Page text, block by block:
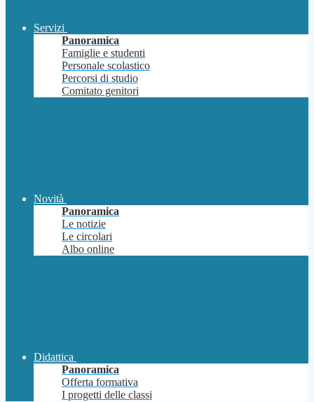
Servizi
Panoramica
Famiglie e studenti
Personale scolastico
Percorsi di studio
Comitato genitori
Novità
Panoramica
Le notizie
Le circolari
Albo online
Didattica
Panoramica
Offerta formativa
I progetti delle classi